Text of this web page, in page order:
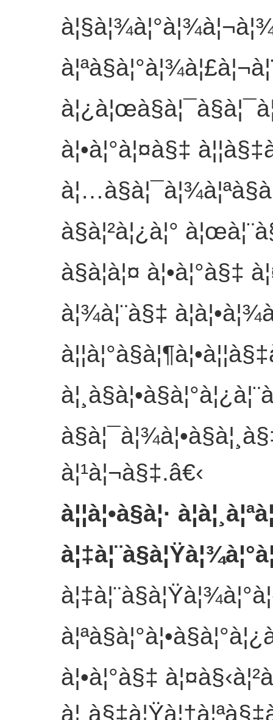
à¦•à¦°à¦¤à§‡
à§à¦²à¦¿à¦°
à§à¦à¦¤ à¦•à¦°à§‡
à¦¾à¦¨à§‡
à¦¹à¦¬à§‡.â€‹
à¦¦à¦•à§à¦·
à¦•à¦°à§‡